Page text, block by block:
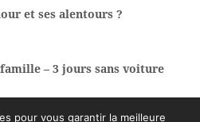
et ses alentours ?
– 3 jours sans voiture
pour vous garantir la meilleure